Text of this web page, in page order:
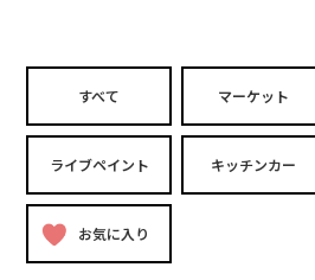
すべて マーケット
ライブペイント キッチンカー
お気に入り